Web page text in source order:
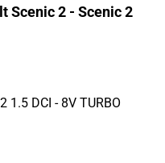
Scenic 2 - Scenic 2
1.5 DCI - 8V TURBO